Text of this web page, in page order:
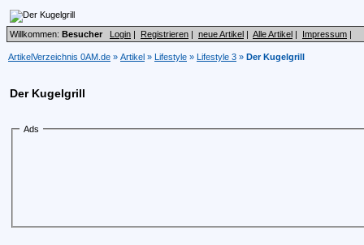
Willkommen: Besucher Login | Registrieren | neue Artikel | Alle Artikel | Impressum |
ArtikelVerzeichnis 0AM.de » Artikel » Lifestyle » Lifestyle 3 » Der Kugelgrill
Der Kugelgrill
Ads